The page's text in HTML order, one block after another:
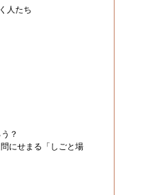
人たち
？
にせまる「しごと場